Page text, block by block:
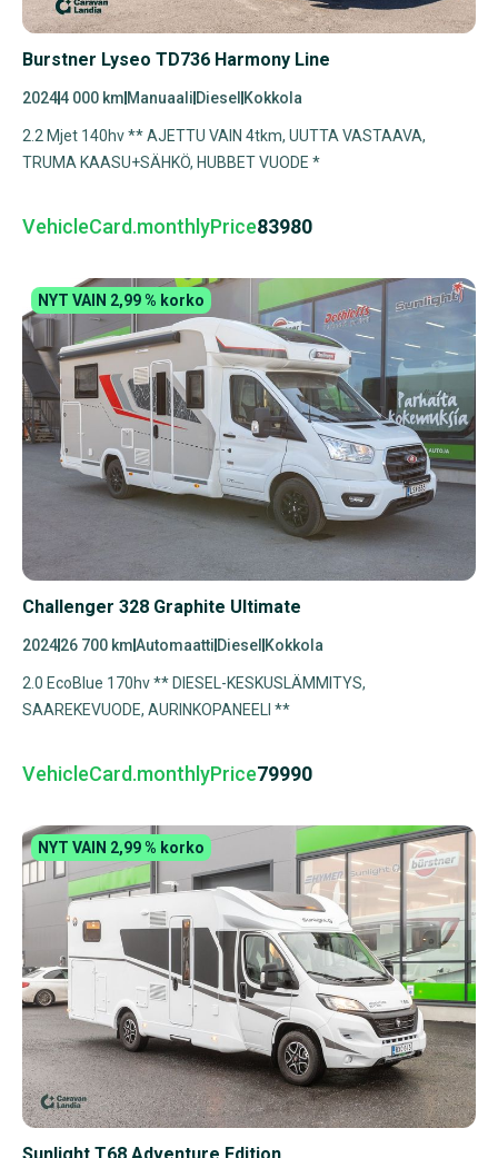
Burstner Lyseo TD736 Harmony Line
20244 000 km Manuaali Diesel Kokkola
2.2 Mjet 140hv ** AJETTU VAIN 4tkm, UUTTA VASTAAVA,
TRUMA KAASU+SÄHKÖ, HUBBET VUODE *
VehicleCard.monthlyPrice83980
NYT VAIN 2,99 % korko
Challenger 328 Graphite Ultimate
202426 700 kmAutomaatti Diesel Kokkola
2.0 EcoBlue 170hv ** DIESEL-KESKUSLÄMMITYS,
SAAREKEVUODE, AURINKOPANEELI **
VehicleCard.monthlyPrice79990
NYT VAIN 2,99 % korko